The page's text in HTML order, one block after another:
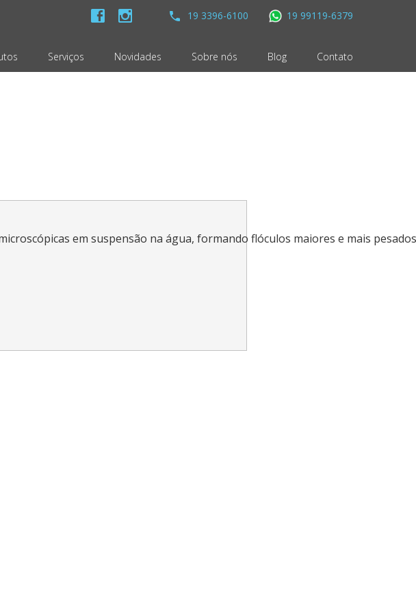
Serviços Novidades Sobre nós Blog Contato
19 99119-6379
19 3396-6100
em suspensão na água, formando flóculos maiores e mais